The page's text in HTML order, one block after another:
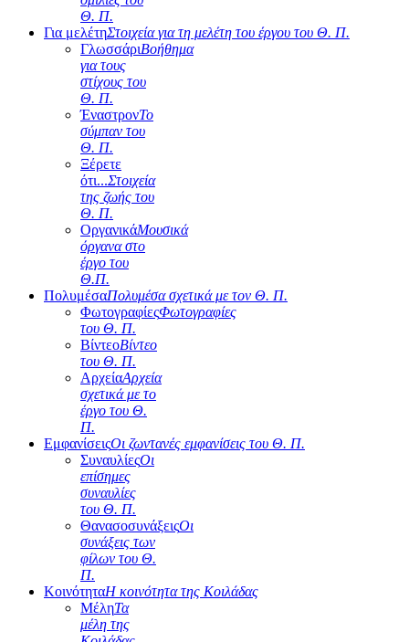
Θ. Π.
Για μελέτηΣτοιχεία για τη μελέτη του έργου του Θ. Π.
ΓλωσσάριΒοήθημα
για τους
στίχους του
Θ. Π.
ΈναστρονΤο
σύμπαν του
Θ. Π.
Ξέρετε
ότι...Στοιχεία
της ζωής του
Θ. Π.
ΟργανικάΜουσικά
όργανα στο
έργο του
Θ.Π.
ΠολυμέσαΠολυμέσα σχετικά με τον Θ. Π.
ΦωτογραφίεςΦωτογραφίες
του Θ. Π.
ΒίντεοΒίντεο
του Θ. Π.
ΑρχείαΑρχεία
σχετικά με το
έργο του Θ.
Π.
ΕμφανίσειςΟι ζωντανές εμφανίσεις του Θ. Π.
ΣυναυλίεςΟι
επίσημες
συναυλίες
του Θ. Π.
ΘανασοσυνάξειςΟι
συνάξεις των
φίλων του Θ.
Π.
ΚοινότηταΗ κοινότητα της Κοιλάδας
ΜέληΤα
μέλη της